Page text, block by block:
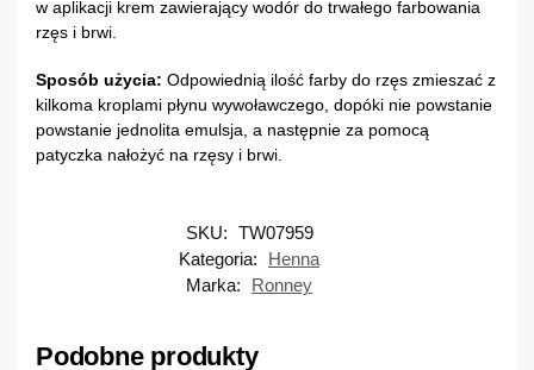
w aplikacji krem zawierający wodór do trwałego farbowania
rzęs i brwi.
Sposób użycia: Odpowiednią ilość farby do rzęs zmieszać z
kilkoma kroplami płynu wywoławczego, dopóki nie powstanie
powstanie jednolita emulsja, a następnie za pomocą
patyczka nałożyć na rzęsy i brwi.
SKU: TW07959
Kategoria:
Henna
Marka:
Ronney
Podobne produkty